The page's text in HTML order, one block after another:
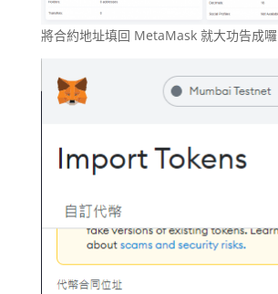
將合約地址填回 MetaMask 就大功告成囉